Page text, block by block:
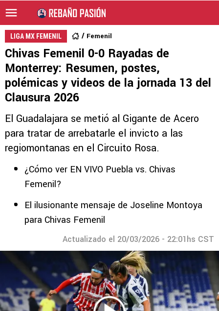
LIGA MX FEMENIL Femenil
Chivas Femenil 0-0 Rayadas de
Monterrey: Resumen, postes,
polémicas y videos de la jornada 13 del
Clausura 2026
El Guadalajara se metió al Gigante de Acero
para tratar de arrebatarle el invicto a las
regiomontanas en el Circuito Rosa.
¿Cómo ver EN VIVO Puebla vs. Chivas
Femenil?
El ilusionante mensaje de Joseline Montoya
para Chivas Femenil
Actualizado el 20/03/2026 - 22:01hs CST